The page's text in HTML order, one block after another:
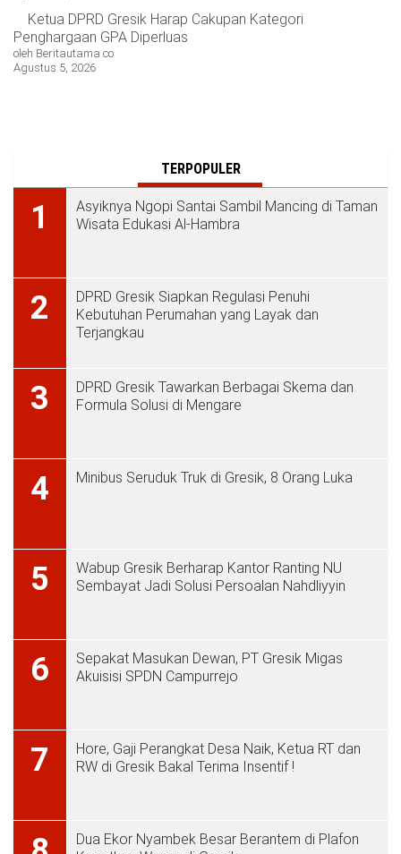
Ketua DPRD Gresik Harap Cakupan Kategori
Penghargaan GPA Diperluas
oleh Beritautama.co
Agustus 5, 2026
TERPOPULER
1
Asyiknya Ngopi Santai Sambil Mancing di Taman
Wisata Edukasi Al-Hambra
2
DPRD Gresik Siapkan Regulasi Penuhi
Kebutuhan Perumahan yang Layak dan
Terjangkau
3
DPRD Gresik Tawarkan Berbagai Skema dan
Formula Solusi di Mengare
4 Minibus Seruduk Truk di Gresik, 8 Orang Luka
5
Wabup Gresik Berharap Kantor Ranting NU
Sembayat Jadi Solusi Persoalan Nahdliyyin
6
Sepakat Masukan Dewan, PT Gresik Migas
Akuisisi SPDN Campurrejo
7
Hore, Gaji Perangkat Desa Naik, Ketua RT dan
RW di Gresik Bakal Terima Insentif !
Dua Ekor Nyambek Besar Berantem di Plafon